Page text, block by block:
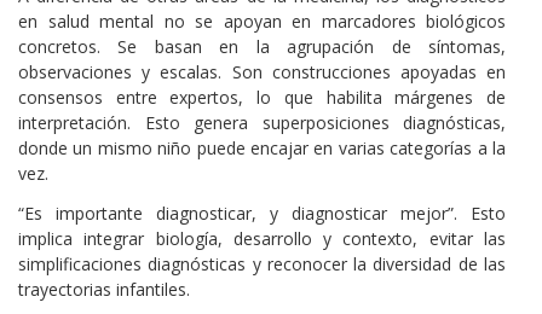
en salud mental no se apoyan en marcadores biológicos
concretos. Se basan en la agrupación de síntomas,
observaciones y escalas. Son construcciones apoyadas en
consensos entre expertos, lo que habilita márgenes de
interpretación. Esto genera superposiciones diagnósticas,
donde un mismo niño puede encajar en varias categorías a la
vez.
“Es importante diagnosticar, y diagnosticar mejor”. Esto
implica integrar biología, desarrollo y contexto, evitar las
simplificaciones diagnósticas y reconocer la diversidad de las
trayectorias infantiles.